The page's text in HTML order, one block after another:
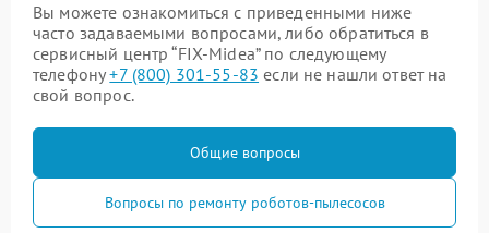
Вы можете ознакомиться с приведенными ниже
часто задаваемыми вопросами, либо обратиться в
сервисный центр “FIX-Midea” по следующему
телефону+7 (800) 301-55-83 если не нашли ответ на
свой вопрос.
Общие вопросы
Вопросы по ремонту роботов-пылесосов